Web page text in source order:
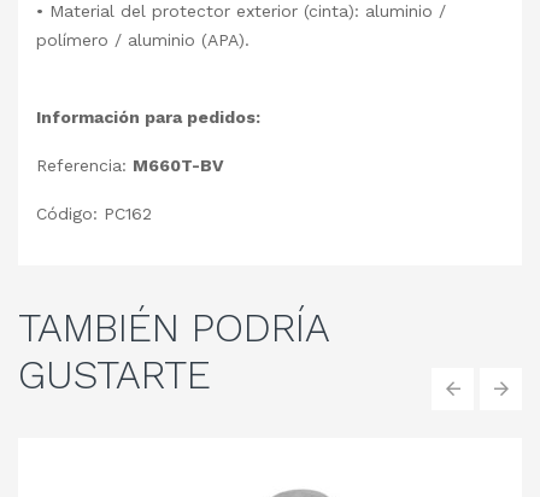
• Material del protector exterior (cinta): aluminio /
polímero / aluminio (APA).
Información para pedidos:
Referencia: M660T-BV
Código: PC162
TAMBIÉN PODRÍA
GUSTARTE